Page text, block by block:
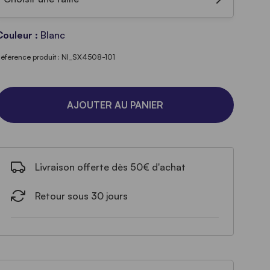
: Blanc
produit : NI_SX4508-101
AJOUTER AU PANIER
Livraison offerte dès 50€ d'achat
Retour sous 30 jours